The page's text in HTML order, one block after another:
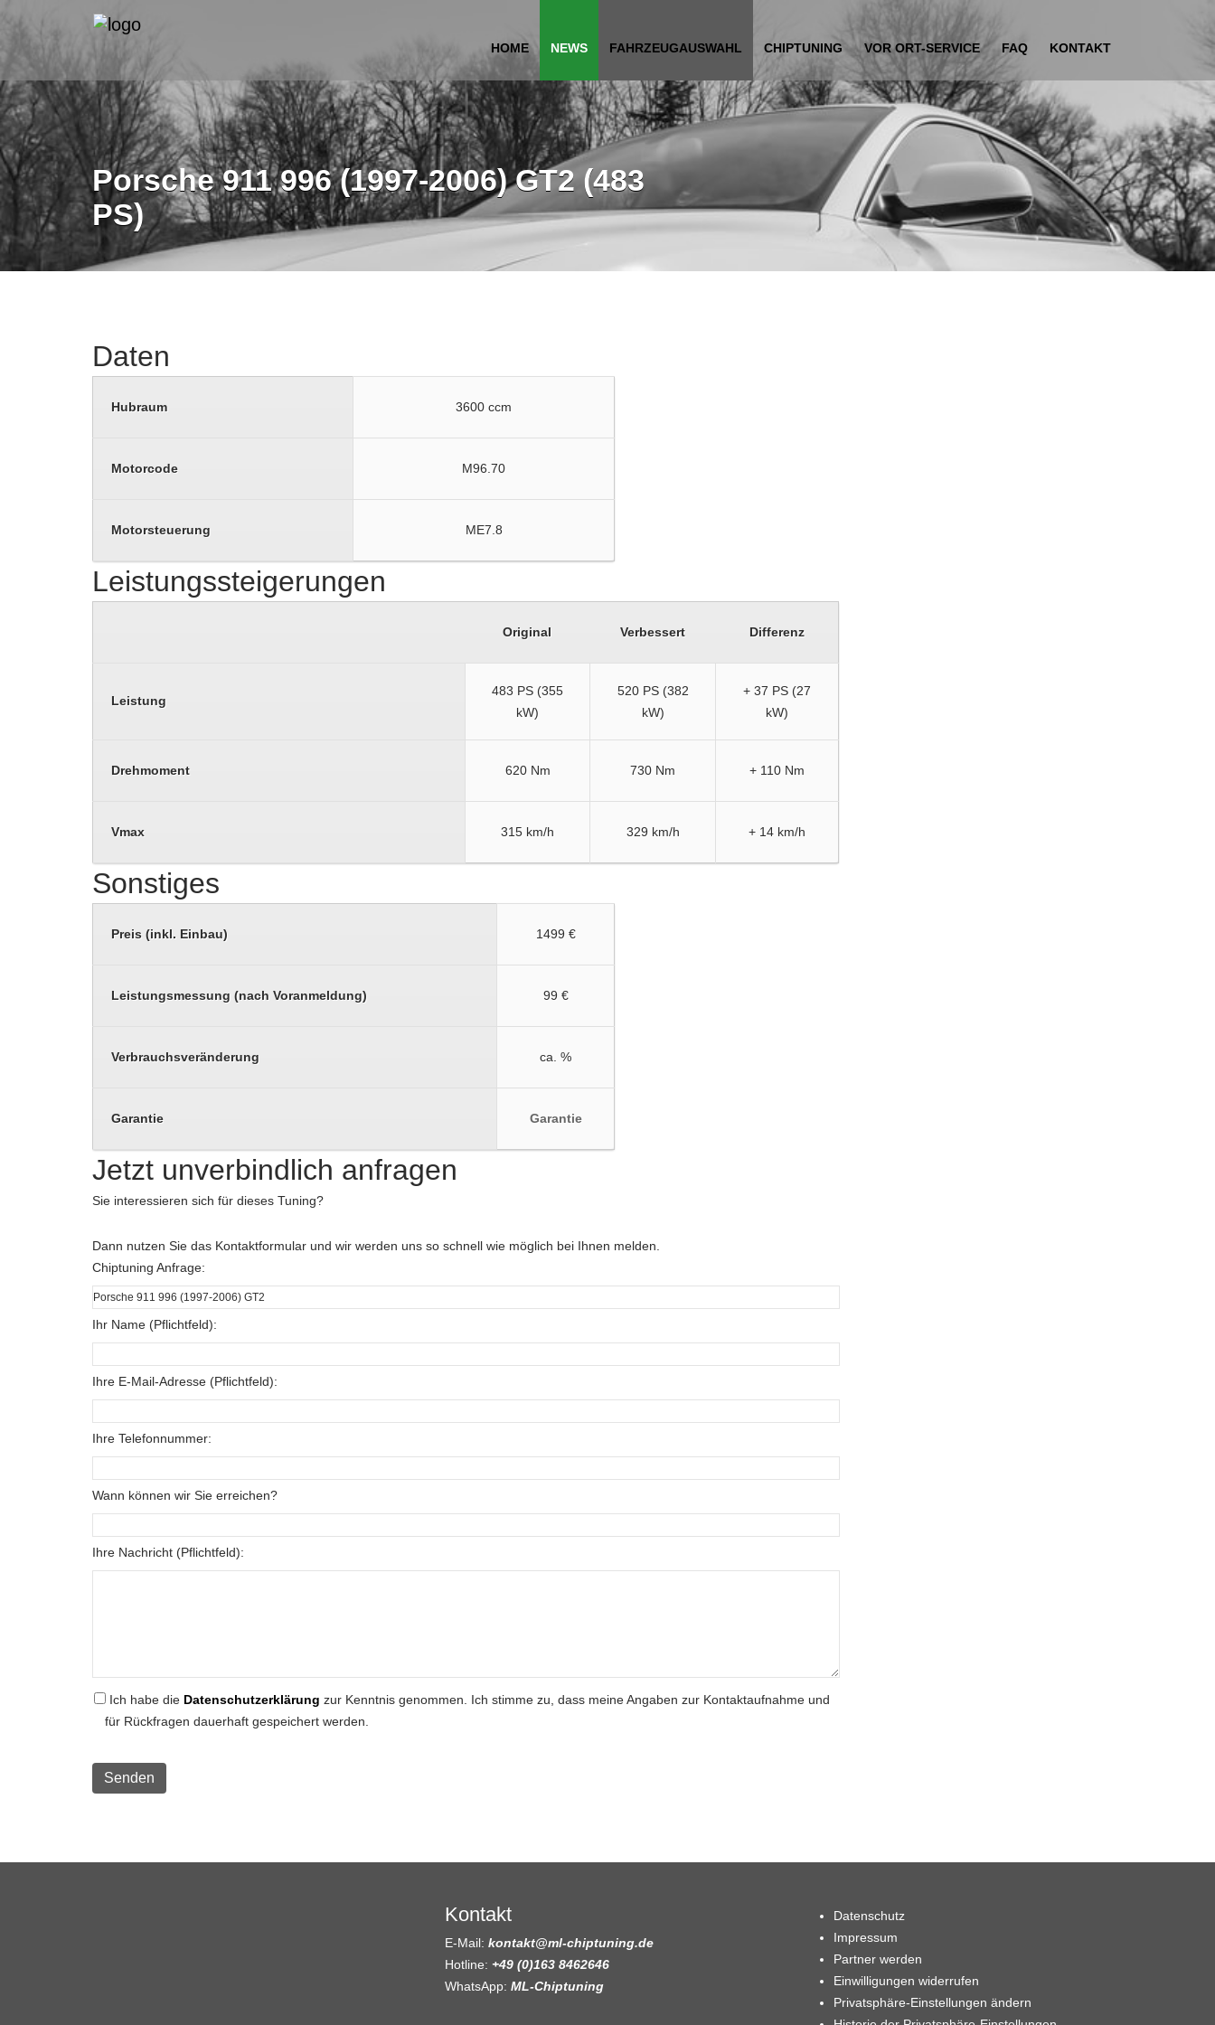
HOME NEWS FAHRZEUGAUSWAHL CHIPTUNING VOR ORT-SERVICE FAQ KONTAKT
Porsche 911 996 (1997-2006) GT2 (483
PS)
Daten
Hubraum 3600 ccm
Motorcode M96.70
Motorsteuerung ME7.8
Leistungssteigerungen
Original Verbessert Differenz
Leistung
483 PS (355
kW)
520 PS (382
kW)
+ 37 PS (27
kW)
Drehmoment 620 Nm 730 Nm + 110 Nm
Vmax 315 km/h 329 km/h + 14 km/h
Sonstiges
Preis (inkl. Einbau) 1499 €
Leistungsmessung (nach Voranmeldung) 99 €
Verbrauchsveränderung ca. %
Garantie Garantie
Jetzt unverbindlich anfragen
Sie interessieren sich für dieses Tuning?
Dann nutzen Sie das Kontaktformular und wir werden uns so schnell wie möglich bei Ihnen melden.
Chiptuning Anfrage:
Ihr Name (Pflichtfeld):
Ihre E-Mail-Adresse (Pflichtfeld):
Ihre Telefonnummer:
Wann können wir Sie erreichen?
Ihre Nachricht (Pflichtfeld):
Ich habe die Datenschutzerklärung zur Kenntnis genommen. Ich stimme zu, dass meine Angaben zur Kontaktaufnahme und
für Rückfragen dauerhaft gespeichert werden.
Kontakt
E-Mail: kontakt@ml-chiptuning.de
Hotline: +49 (0)163 8462646
WhatsApp: ML-Chiptuning
Datenschutz
Impressum
Partner werden
Einwilligungen widerrufen
Privatsphäre-Einstellungen ändern